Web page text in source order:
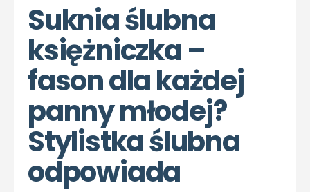
Suknia ślubna
księżniczka –
fason dla każdej
panny młodej?
Stylistka ślubna
odpowiada